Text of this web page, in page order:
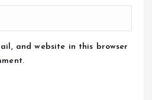
and website in this browser